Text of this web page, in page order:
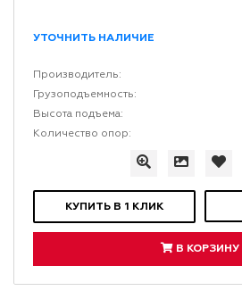
УТОЧНИТЬ НАЛИЧИЕ
Производитель:
Грузоподъемность:
Высота подъема:
Количество опор:
КУПИТЬ В 1 КЛИК
В КОРЗИНУ